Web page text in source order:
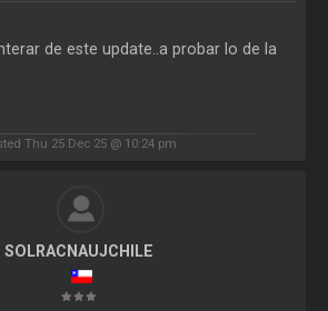
de este update..a probar lo de la
Thu 25 Dec 25 @ 10:24 pm
SOLRACNAUJCHILE